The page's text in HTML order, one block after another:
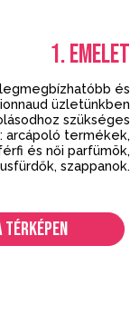
1.EMELET
és
üzletünkben
szükséges
arcápoló termékek,
és női parfümök,
szappanok.
TÉRKÉPEN